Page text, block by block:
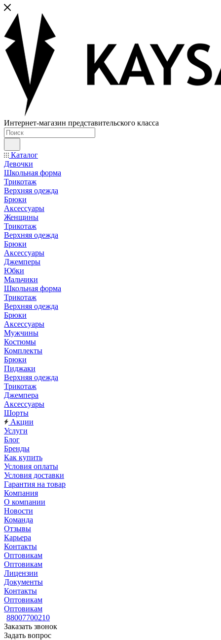
Интернет-магазин представительского класса
Каталог
Девочки
Школьная форма
Трикотаж
Верхняя одежда
Брюки
Аксессуары
Женщины
Трикотаж
Верхняя одежда
Брюки
Аксессуары
Джемперы
Юбки
Мальчики
Школьная форма
Трикотаж
Верхняя одежда
Брюки
Аксессуары
Мужчины
Костюмы
Комплекты
Брюки
Пиджаки
Верхняя одежда
Трикотаж
Джемпера
Аксессуары
Шорты
Акции
Услуги
Блог
Бренды
Как купить
Условия оплаты
Условия доставки
Гарантия на товар
Компания
О компании
Новости
Команда
Отзывы
Карьера
Контакты
Оптовикам
Оптовикам
Лицензии
Документы
Контакты
Оптовикам
Оптовикам
88007700210
Заказать звонок
Задать вопрос